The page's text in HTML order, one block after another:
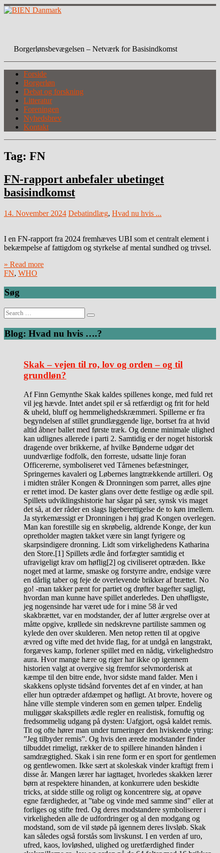
Skip
to
Borgerlønsbevægelsen – Netværk for Basisindkomst
Forside
Borgerløn
Debat og forskning
Litteratur
Foreningen
Nyhedsbrev
Kontakt
Tag: FN
FN-rapport anbefaler ubetinget
basisindkomst
14. November 2024 Debatindlæg, Hvad nu hvis ...
I en FN-rapport fra 2024 fremhæves UBI som et centralt element i
bekæmpelse af fattigdom og styrkelse af mental sundhed og trivsel.
» Read more
FN, WHO
Søg
Search
for:
Blog: Hvad nu hvis ….?
Skak – vejen til ro, lov og orden – og til
grundløn?
Af Finn Gemynthe Skak kaldes spillenes konge, med fuld ret
vil jeg hævde. Intet andet spil er så retfærdigt og frit for held
& uheld, bluff og hemmelighedskræmmeri. Spillerne er fra
begyndelsen af stillet grundlæggende lige, bortset fra at hvid
altid åbner ballet med første træk. Og denne minimale ulighed
kan udlignes allerede i parti 2. Samtidig er der noget historisk
dragende over brikkerne, af hvilke Bønderne udgør det
uundværlige fodfolk, den forreste, udsatte linje foran
Officererne, symboliseret ved Tårnenes befæstninger,
Springernes kavaleri og Løbernes langtrækkende artilleri. Og
i midten stråler Kongen & Dronningen som parret, alles øjne
er rettet imod. De kaster glans over dette festlige og ædle spil.
Spillets udviklingshistorie har sågar på sær, synsk vis maget
det så, at der råder en slags ligeberettigelse de to køn imellem.
Ja styrkemæssigt er Dronningen i høj grad Kongen overlegen.
Man kan forestille sig en skrøbelig, aldrende Konge, der kun
opretholder magten takket være sin langt fyrigere og
skarpsindigere dronning. Lidt som virkelighedens Katharina
den Store.[1] Spillets ædle ånd forfægter samtidig et
ufravigeligt krav om høflig[2] og civiliseret optræden. Ikke
noget med at larme, smaske og forstyrre andre, endsige være
en dårlig taber og feje de overlevende brikker af brættet. No
go! -man takker pænt for partiet og drøfter bagefter sagligt,
hvordan man kunne have spillet anderledes. Den uhøfligste,
jeg nogensinde har været ude for i mine 58 år ved
skakbrættet, var en modstander, der af lutter ærgrelse over at
måtte opgive, krøllede sin nedskrevne partiliste sammen og
kylede den over skulderen. Men netop retten til at opgive
ævred og vifte med det hvide flag, for at undgå en langstrakt,
forgæves kamp, forlener spillet med en nådig, virkelighedstro
aura. Hvor mange hære og riger har ikke op igennem
historien valgt at overgive sig fremfor selvmorderisk at
kæmpe til den bitre ende, hvor sidste mand falder. Men i
skakkens oplyste tidsånd forventes det af en vinder, at han
eller hun optræder afdæmpet og høfligt. At brovte, hovere og
håne ville stemple vinderen som en gemen tølper. Endelig
muliggør skakspillets ædle regler en realistisk, fornuftig og
fredsommelig udgang på dysten: Uafgjort, også kaldet remis.
Tit og ofte hører man under turneringer den hviskende ytring:
”Jeg tilbyder remis”. Og hvis den ærede modstander finder
tilbuddet rimeligt, rækker de to spillere hinanden hånden i
samdrægtighed. Skak i sin rene form er en sport for gentlemen
og gentlewomen. Ikke sært at skoleskak vinder kraftigt frem i
disse år. Mangen lærer har iagttaget, hvorledes skakken lærer
børn at respektere hinanden, at konkurrere uden beskidte
tricks, at sidde stille og roligt og koncentrere sig, at opøve
egne færdigheder, at ”tabe og vinde med samme sind” eller at
forliges og stifte fred. Og deres modstandere symboliserer i
virkeligheden alle de udfordringer og al den modgang og
modstand, som de vil støde på igennem deres livsløb. Skak
kan således også forstås som livskunst. I en verden af uro,
ufred, kaos, lovløshed, ulighed og uretfærdighed finder